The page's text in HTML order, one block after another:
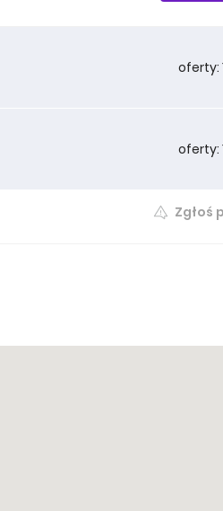
oferty:
oferty:
Zgłoś